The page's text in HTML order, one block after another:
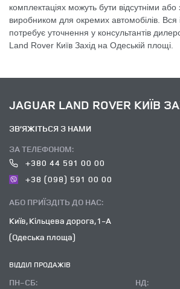
комплектаціях можуть бути відсутніми
виробником для окремих автомобілів. Вся
потребує уточнення у консультантів
Land Rover Київ Захід на Одеській площі.
JAGUAR LAND ROVER КИЇВ
ЗВ’ЯЖІТЬСЯ З НАМИ
ЗА ТЕЛЕФОНОМ:
+380 44 591 00 00
+38 (098) 591 00 00
АБО ПРИЇЗДІТЬ ДО НАС:
Київ, Кільцева дорога, 1-А
(Одеська площа)
ВІДДІЛ ПРОДАЖІВ
ПН-СБ:
НД: